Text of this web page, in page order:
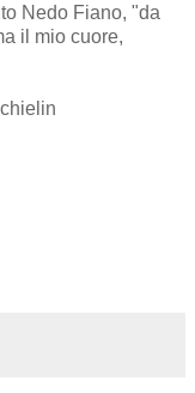
Nedo Fiano, "da
il mio cuore,